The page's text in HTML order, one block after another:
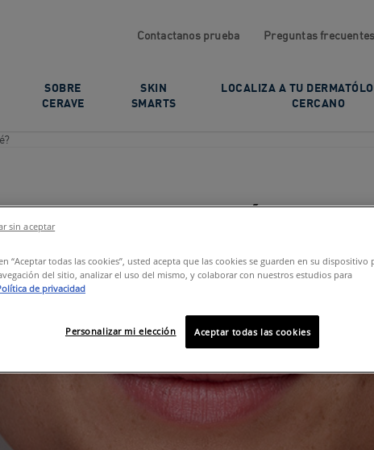
Contactanos prueba Preguntas frecuentes
SOBRE
CERAVE
SKIN
SMARTS
LOCALIZA A TU
CERCANO
cara del acné?
“Aceptar todas las cookies”, usted acepta que las cookies se guarden en su dispositivo
del sitio, analizar el uso del mismo, y colaborar con nuestros estudios para
de privacidad
Aceptar todas las cookies
Personalizar mi elección
sin aceptar